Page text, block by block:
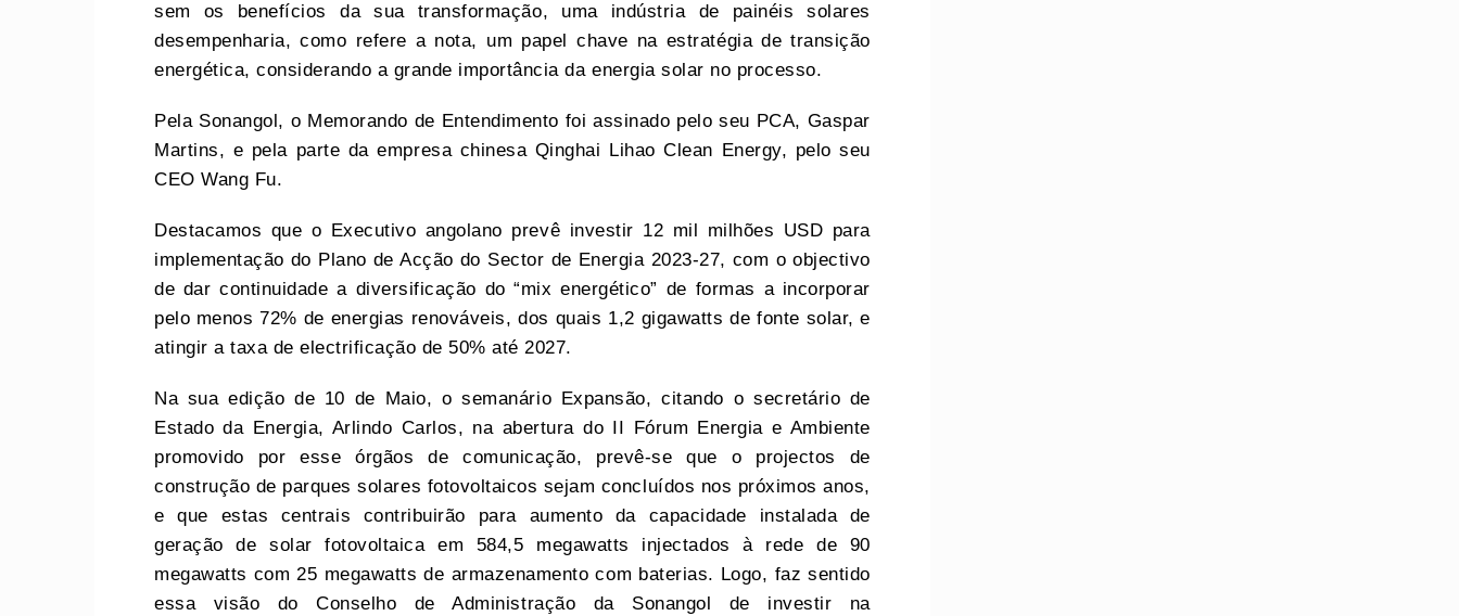
sem os benefícios da sua transformação, uma indústria de painéis solares
desempenharia, como refere a nota, um papel chave na estratégia de transição
energética, considerando a grande importância da energia solar no processo.
Pela Sonangol, o Memorando de Entendimento foi assinado pelo seu PCA, Gaspar
Martins, e pela parte da empresa chinesa Qinghai Lihao Clean Energy, pelo seu
CEO Wang Fu.
Destacamos que o Executivo angolano prevê investir 12 mil milhões USD para
implementação do Plano de Acção do Sector de Energia 2023-27, com o objectivo
de dar continuidade a diversificação do “mix energético” de formas a incorporar
pelo menos 72% de energias renováveis, dos quais 1,2 gigawatts de fonte solar, e
atingir a taxa de electrificação de 50% até 2027.
Na sua edição de 10 de Maio, o semanário Expansão, citando o secretário de
Estado da Energia, Arlindo Carlos, na abertura do II Fórum Energia e Ambiente
promovido por esse órgãos de comunicação, prevê-se que o projectos de
construção de parques solares fotovoltaicos sejam concluídos nos próximos anos,
e que estas centrais contribuirão para aumento da capacidade instalada de
geração de solar fotovoltaica em 584,5 megawatts injectados à rede de 90
megawatts com 25 megawatts de armazenamento com baterias. Logo, faz sentido
essa visão do Conselho de Administração da Sonangol de investir na